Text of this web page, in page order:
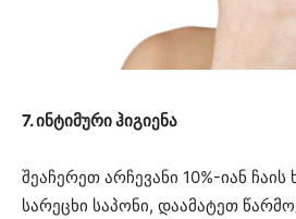
7. ინტიმური ჰიგიენა
შეაჩერეთ არჩევანი 10%-იან ჩაის
სარეცხი საპონი, დაამატეთ